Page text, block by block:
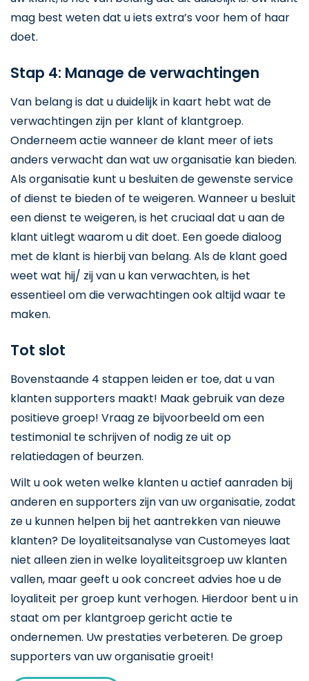
mag best weten dat u iets extra’s voor hem of haar
doet.
Stap 4: Manage de verwachtingen
Van belang is dat u duidelijk in kaart hebt wat de
verwachtingen zijn per klant of klantgroep.
Onderneem actie wanneer de klant meer of iets
anders verwacht dan wat uw organisatie kan bieden.
Als organisatie kunt u besluiten de gewenste service
of dienst te bieden of te weigeren. Wanneer u besluit
een dienst te weigeren, is het cruciaal dat u aan de
klant uitlegt waarom u dit doet. Een goede dialoog
met de klant is hierbij van belang. Als de klant goed
weet wat hij/ zij van u kan verwachten, is het
essentieel om die verwachtingen ook altijd waar te
maken.
Tot slot
Bovenstaande 4 stappen leiden er toe, dat u van
klanten supporters maakt! Maak gebruik van deze
positieve groep! Vraag ze bijvoorbeeld om een
testimonial te schrijven of nodig ze uit op
relatiedagen of beurzen.
Wilt u ook weten welke klanten u actief aanraden bij
anderen en supporters zijn van uw organisatie, zodat
ze u kunnen helpen bij het aantrekken van nieuwe
klanten? De loyaliteitsanalyse van Customeyes laat
niet alleen zien in welke loyaliteitsgroep uw klanten
vallen, maar geeft u ook concreet advies hoe u de
loyaliteit per groep kunt verhogen. Hierdoor bent u in
staat om per klantgroep gericht actie te
ondernemen. Uw prestaties verbeteren. De groep
supporters van uw organisatie groeit!